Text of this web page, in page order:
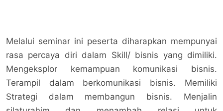
Melalui seminar ini peserta diharapkan mempunyai
rasa percaya diri dalam Skill/ bisnis yang dimiliki.
Mengeksplor kemampuan komunikasi bisnis.
Terampil dalam berkomunikasi bisnis. Memiliki
Strategi dalam membangun bisnis. Menjalin